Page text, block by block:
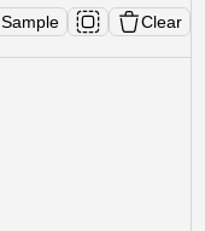
Sample Clear